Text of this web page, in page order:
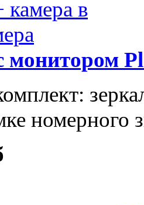
монитором
номерного